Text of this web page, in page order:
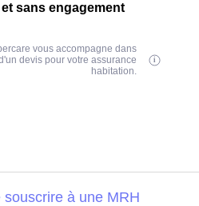
sans engagement
vous accompagne dans
devis pour votre assurance
habitation.
à une MRH